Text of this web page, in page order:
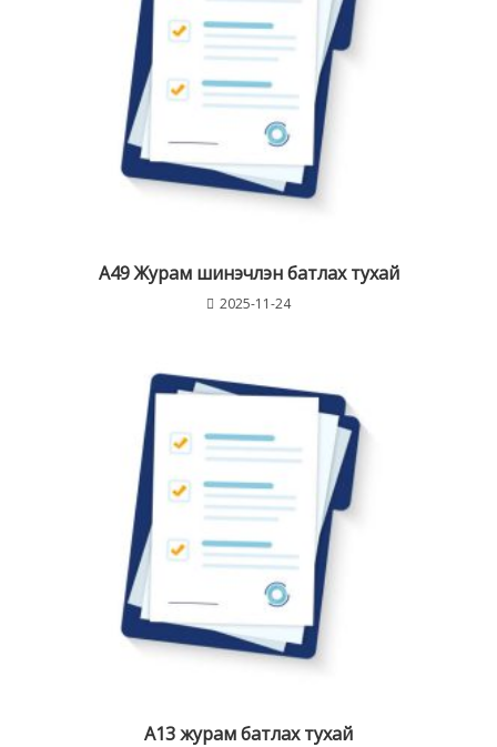
А49 Журам шинэчлэн батлах тухай
2025-11-24
A13 журам батлах тухай